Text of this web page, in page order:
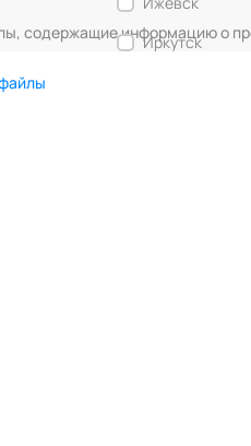
Иркутск
содержащие информацию о